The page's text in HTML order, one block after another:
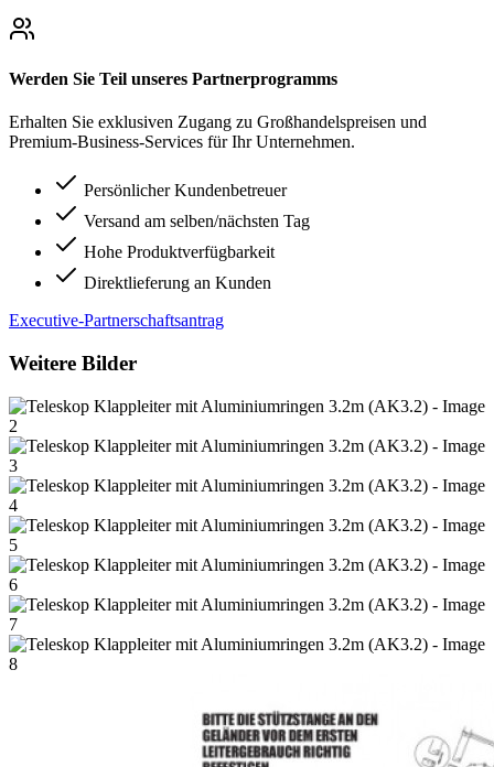
Werden Sie Teil unseres Partnerprogramms
Erhalten Sie exklusiven Zugang zu Großhandelspreisen und
Premium-Business-Services für Ihr Unternehmen.
Persönlicher Kundenbetreuer
Versand am selben/nächsten Tag
Hohe Produktverfügbarkeit
Direktlieferung an Kunden
Executive-Partnerschaftsantrag
Weitere Bilder